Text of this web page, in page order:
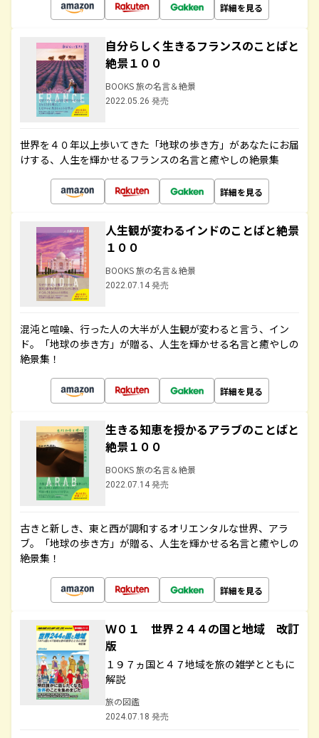
詳細を見る
自分らしく生きるフランスのことばと
絶景１００
BOOKS 旅の名言＆絶景
2022.05.26 発売
世界を４０年以上歩いてきた「地球の歩き方」があなたにお届
けする、人生を輝かせるフランスの名言と癒やしの絶景集
詳細を見る
人生観が変わるインドのことばと絶景
１００
BOOKS 旅の名言＆絶景
2022.07.14 発売
混沌と喧噪、行った人の大半が人生観が変わると言う、イン
ド。「地球の歩き方」が贈る、人生を輝かせる名言と癒やしの
絶景集！
詳細を見る
生きる知恵を授かるアラブのことばと
絶景１００
BOOKS 旅の名言＆絶景
2022.07.14 発売
古きと新しき、東と西が調和するオリエンタルな世界、アラ
ブ。「地球の歩き方」が贈る、人生を輝かせる名言と癒やしの
絶景集！
詳細を見る
Ｗ０１ 世界２４４の国と地域 改訂
版
１９７ヵ国と４７地域を旅の雑学とともに
解説
旅の図鑑
2024.07.18 発売